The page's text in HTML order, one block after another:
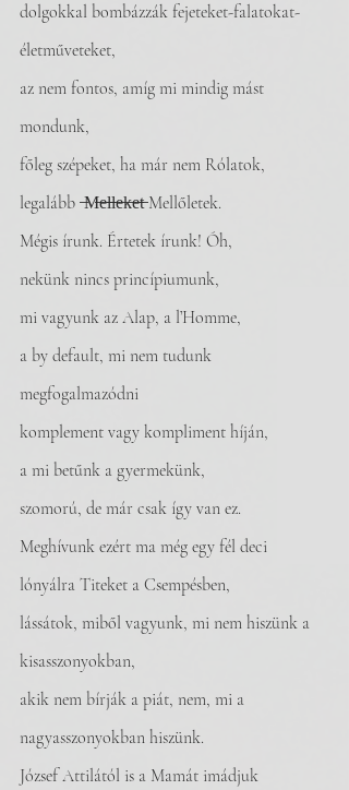
dolgokkal bombázzák fejeteket-falatokat-
életműveteket,
az nem fontos, amíg mi mindig mást
mondunk,
főleg szépeket, ha már nem Rólatok,
legalább  ̶M̶e̶l̶l̶e̶k̶e̶t̶ Mellőletek.
Mégis írunk. Értetek írunk! Óh,
nekünk nincs princípiumunk,
mi vagyunk az Alap, a l’Homme,
a by default, mi nem tudunk
megfogalmazódni
komplement vagy kompliment híján,
a mi betűnk a gyermekünk,
szomorú, de már csak így van ez.
Meghívunk ezért ma még egy fél deci
lónyálra Titeket a Csempésben,
lássátok, miből vagyunk, mi nem hiszünk a
kisasszonyokban,
akik nem bírják a piát, nem, mi a
nagyasszonyokban hiszünk.
József Attilától is a Mamát imádjuk